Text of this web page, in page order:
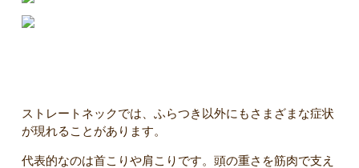
ストレートネックでは、ふらつき以外にもさまざまな症状
が現れることがあります。
代表的なのは首こりや肩こりです。頭の重さを筋肉で支え